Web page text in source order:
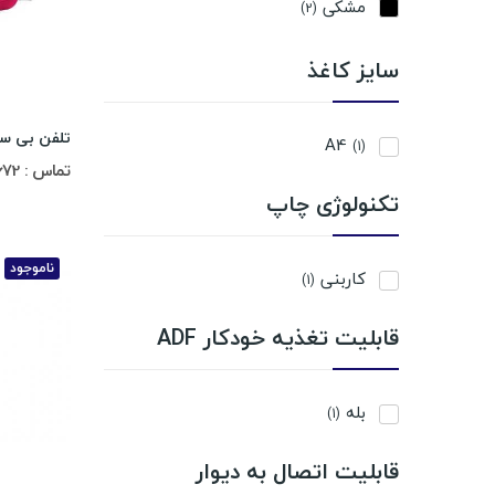
مشکی (2)
سایز کاغذ
A4 (1)
تکنولوژی چاپ
کاربنی (1)
قابلیت تغذیه خودکار ADF
بله (1)
قابلیت اتصال به دیوار
تماس : 02188311672-02188491013
ناموجود